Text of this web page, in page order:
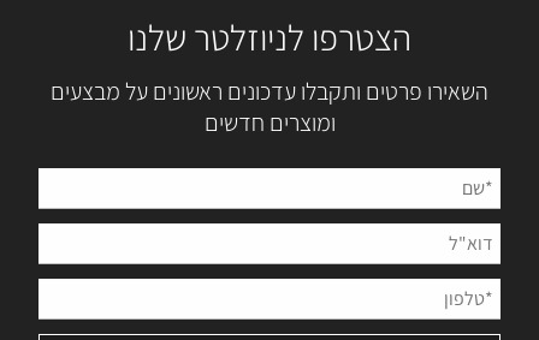
הצטרפו לניוזלטר שלנו
השאירו פרטים ותקבלו עדכונים ראשונים על מבצעים
ומוצרים חדשים